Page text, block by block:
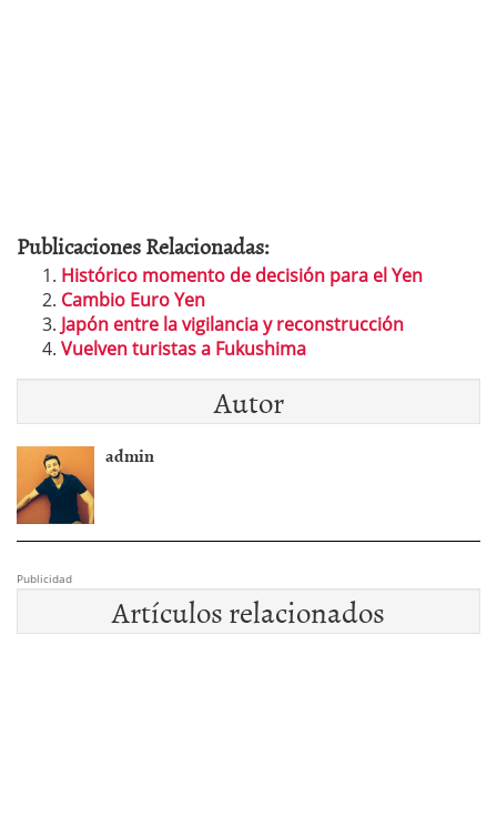
Publicaciones Relacionadas:
Histórico momento de decisión para el Yen
Cambio Euro Yen
Japón entre la vigilancia y reconstrucción
Vuelven turistas a Fukushima
Autor
admin
Publicidad
Artículos relacionados